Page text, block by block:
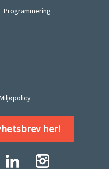
Programmering
Miljøpolicy
her!